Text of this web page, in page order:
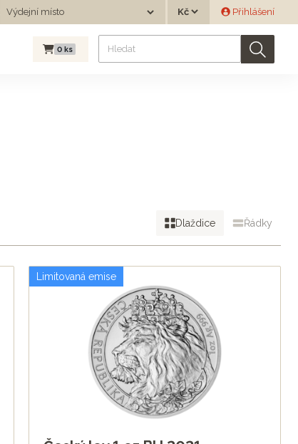
Výdejní místo
Výdejní místo
Měna Přihlášení
0 ks
Dlaždice Řádky
Limitovaná emise